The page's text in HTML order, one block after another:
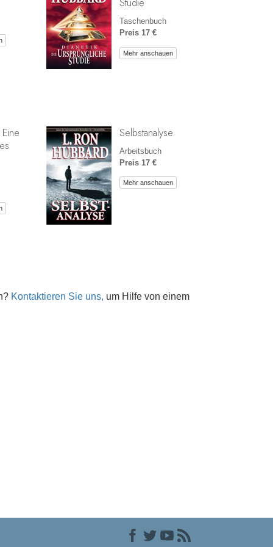
Taschenbuch
Preis 17 €
Mehr anschauen
Selbstanalyse
Arbeitsbuch
Preis 17 €
Mehr anschauen
Kontaktieren Sie uns, um Hilfe von einem